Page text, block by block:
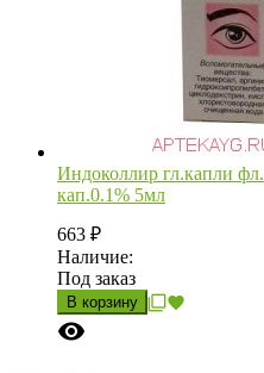
Индоколлир гл.капли фл.
кап.0.1% 5мл
663 ₽
Наличие:
Под заказ
В корзину